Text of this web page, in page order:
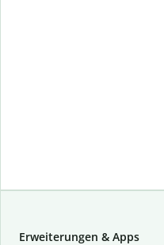
Erweiterungen & Apps